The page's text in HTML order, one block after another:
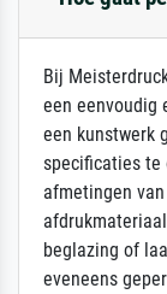
Bij
een eenvoudig
een kunstwerk
specificaties te
afmetingen
beglazing of
eveneens